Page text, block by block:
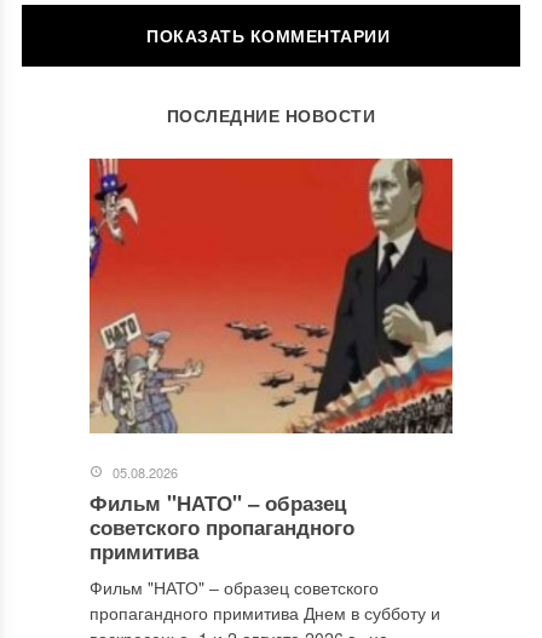
ОСТАВИТЬ КОММЕНТАРИЙ
Ваш адрес email не будет опубликован. Обязательные поля
Комментарий*
ПОСЛЕДНИЕ НОВОСТИ
05.08.2026
Фильм "НАТО" ‒ образец
советского пропагандного
примитива
Фильм "НАТО" ‒ образец советского
пропагандного примитива Днем в субботу и